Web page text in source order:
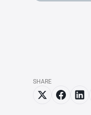
SHARE